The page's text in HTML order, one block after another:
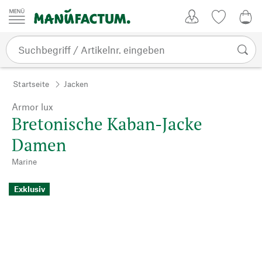
Zum Inhalt springen
Startseite Jacken
Armor lux
Bretonische Kaban-Jacke
Damen
Marine
Exklusiv